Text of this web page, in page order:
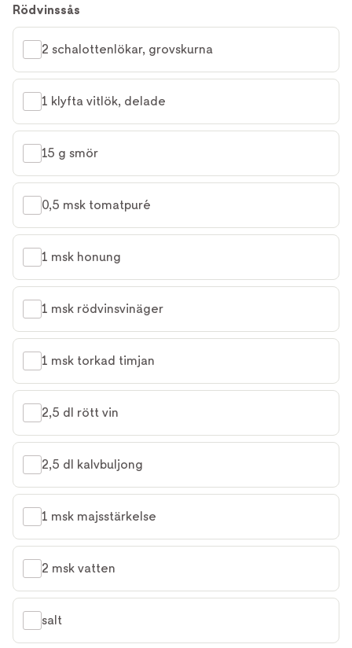
Rödvinssås
2 schalottenlökar, grovskurna
1 klyfta vitlök, delade
15 g smör
0,5 msk tomatpuré
1 msk honung
1 msk rödvinsvinäger
1 msk torkad timjan
2,5 dl rött vin
2,5 dl kalvbuljong
1 msk majsstärkelse
2 msk vatten
salt